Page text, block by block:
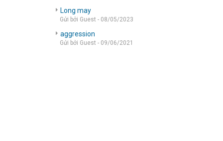
Long may
Gửi bởi Guest - 08/05/2023
aggression
Gửi bởi Guest - 09/06/2021